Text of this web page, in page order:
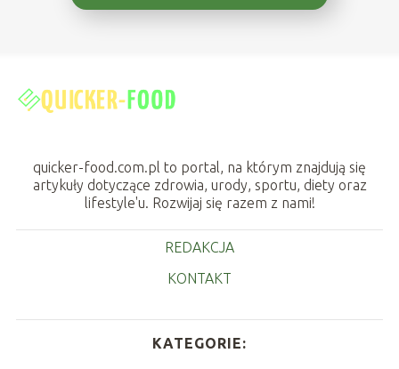
quicker-food.com.pl to portal, na którym znajdują się
artykuły dotyczące zdrowia, urody, sportu, diety oraz
lifestyle'u. Rozwijaj się razem z nami!
REDAKCJA
KONTAKT
KATEGORIE: